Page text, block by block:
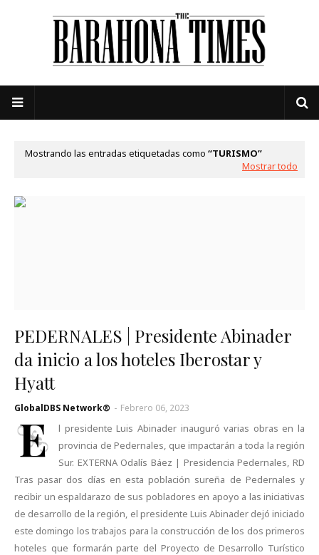
Mostrando las entradas etiquetadas como
TURISMO
Mostrar todo
PEDERNALES | Presidente Abinader
da inicio a los hoteles Iberostar y
Hyatt
GlobalDBS Network® - Febrero 06, 2023
E
l presidente Luis Abinader inauguró varias obras en la
provincia de Pedernales, que impactarán a toda la región
Sur. EXTERNA Odalís Báez | Presidencia Pedernales, RD
Tras pasar dos días en esta población sureña de Pedernales y
recibir un espaldarazo de sus pobladores en apoyo a las iniciativas
de desarrollo de la región, el presidente Luis Abinader dejó iniciado
este domingo los trabajos para la construcción de los dos primeros
hoteles que formarán parte del Proyecto de Desarrollo Turístico